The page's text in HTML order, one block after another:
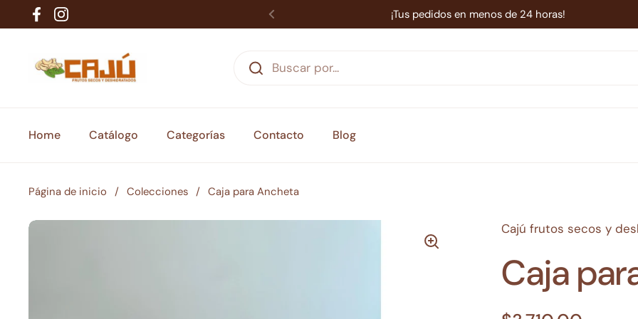
Ir al contenido
FacebookInstagram
¡Tus pedidos en menos de 24 horas!
Home Catálogo Categorías Contacto Blog
Página de inicio / Colecciones / Caja para Ancheta
Cajú frutos secos y
Caja